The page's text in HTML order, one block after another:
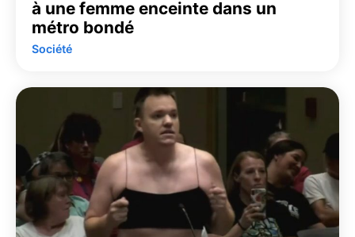
à une femme enceinte dans un
métro bondé
Société